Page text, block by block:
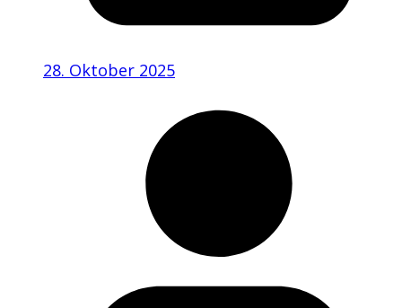
28. Oktober 2025